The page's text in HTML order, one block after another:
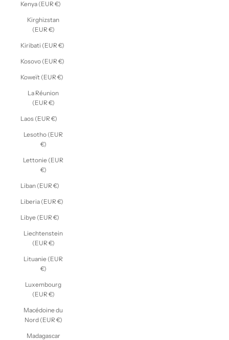
Kenya (EUR €)
Kirghizstan
(EUR €)
Kiribati (EUR €)
Kosovo (EUR €)
Koweït (EUR €)
La Réunion
(EUR €)
Laos (EUR €)
Lesotho (EUR
€)
Lettonie (EUR
€)
Liban (EUR €)
Liberia (EUR €)
Libye (EUR €)
Liechtenstein
(EUR €)
Lituanie (EUR
€)
Luxembourg
(EUR €)
Macédoine du
Nord (EUR €)
Madagascar